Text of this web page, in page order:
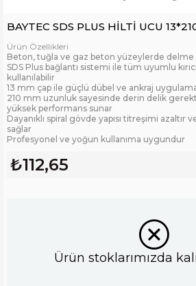
BAYTEC SDS PLUS HİLTİ UCU
Ürün Özellikleri
Beton, tuğla ve gaz beton yüzeylerde
SDS Plus bağlantı sistemi ile tüm uyumlu
kullanılabilir
13 mm çap ile güçlü dübel ve ankraj
210 mm uzunluk sayesinde derin delik
yüksek performans sunar
Dayanıklı spiral gövde yapısı titreşimi azaltır
sağlar
Profesyonel ve yoğun kullanıma uygundur
₺112,65
Ürün stoklarımızda